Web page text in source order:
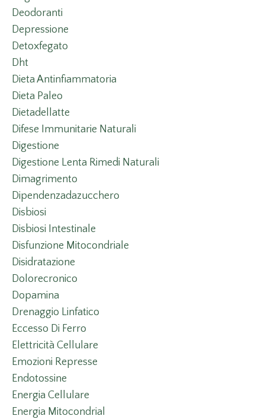
Deodoranti
Depressione
Detoxfegato
Dht
Dieta Antinfiammatoria
Dieta Paleo
Dietadellatte
Difese Immunitarie Naturali
Digestione
Digestione Lenta Rimedi Naturali
Dimagrimento
Dipendenzadazucchero
Disbiosi
Disbiosi Intestinale
Disfunzione Mitocondriale
Disidratazione
Dolorecronico
Dopamina
Drenaggio Linfatico
Eccesso Di Ferro
Elettricità Cellulare
Emozioni Represse
Endotossine
Energia Cellulare
Energia Mitocondrial